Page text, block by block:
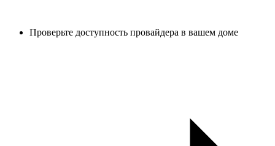
Проверьте доступность провайдера в вашем доме